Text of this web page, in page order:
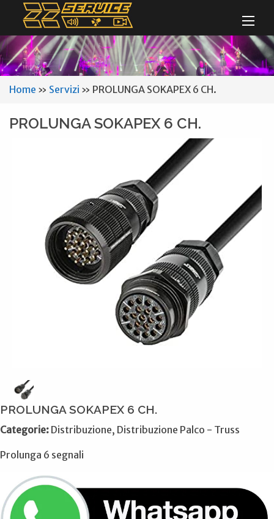
Home » Servizi » PROLUNGA SOKAPEX 6 CH.
PROLUNGA SOKAPEX 6 CH.
PROLUNGA SOKAPEX 6 CH.
Categorie: Distribuzione, Distribuzione Palco - Truss
Prolunga 6 segnali